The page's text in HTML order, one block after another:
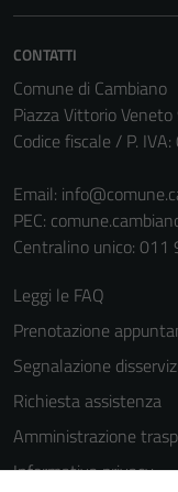
CONTATTI
Comune di Cambiano
Piazza Vittorio
Codice fiscale / P.
Email:
PEC:
Centralino unico:
Leggi le FAQ
Prenotazione
Segnalazione
Richiesta assistenza
Amministrazione
Informativa privacy